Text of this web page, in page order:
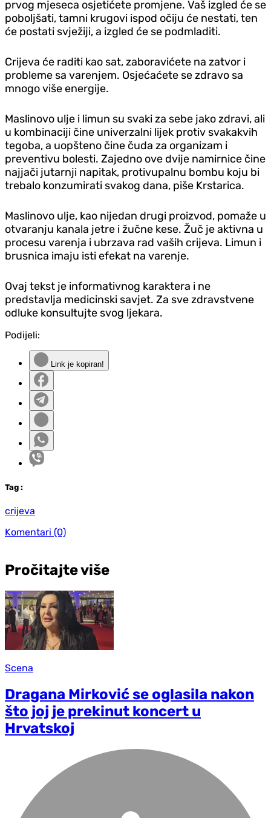
prvog mjeseca osjetićete promjene. Vaš izgled će se
poboljšati, tamni krugovi ispod očiju će nestati, ten
će postati svježiji, a izgled će se podmladiti.
Crijeva će raditi kao sat, zaboravićete na zatvor i
probleme sa varenjem. Osjećaćete se zdravo sa
mnogo više energije.
Maslinovo ulje i limun su svaki za sebe jako zdravi, ali
u kombinaciji čine univerzalni lijek protiv svakakvih
tegoba, a uopšteno čine čuda za organizam i
preventivu bolesti. Zajedno ove dvije namirnice čine
najjači jutarnji napitak, protivupalnu bombu koju bi
trebalo konzumirati svakog dana, piše Krstarica.
Maslinovo ulje, kao nijedan drugi proizvod, pomaže u
otvaranju kanala jetre i žučne kese. Žuč je aktivna u
procesu varenja i ubrzava rad vaših crijeva. Limun i
brusnica imaju isti efekat na varenje.
Ovaj tekst je informativnog karaktera i ne
predstavlja medicinski savjet. Za sve zdravstvene
odluke konsultujte svog ljekara.
Podijeli:
Link je kopiran!
Tag :
crijeva
Komentari (0)
Pročitajte više
Scena
Dragana Mirković se oglasila nakon
što joj je prekinut koncert u
Hrvatskoj